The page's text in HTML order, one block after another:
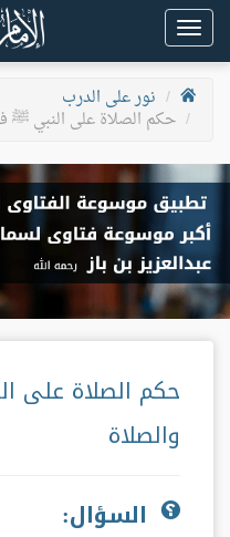
Toggle
navigation
نور على الدرب
حكم الصلاة على النبي ﷺ
حكم الصلاة على
والصلاة
السؤال: